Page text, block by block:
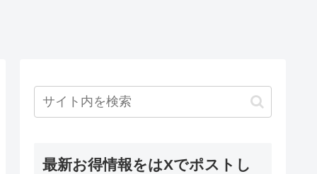
最新お得情報をはXでポストし